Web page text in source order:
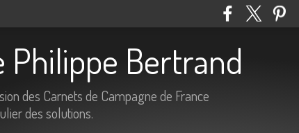
Philippe Bertrand
des Carnets de Campagne de France
des solutions.